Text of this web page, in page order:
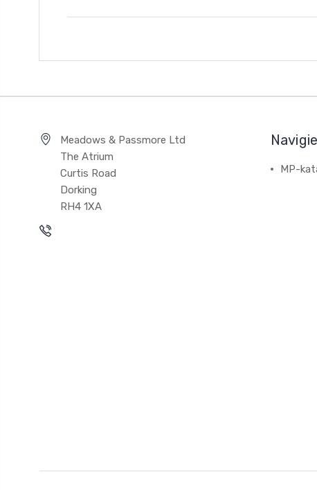
Meadows & Passmore Ltd
The Atrium
Curtis Road
Dorking
RH4 1XA
MP-